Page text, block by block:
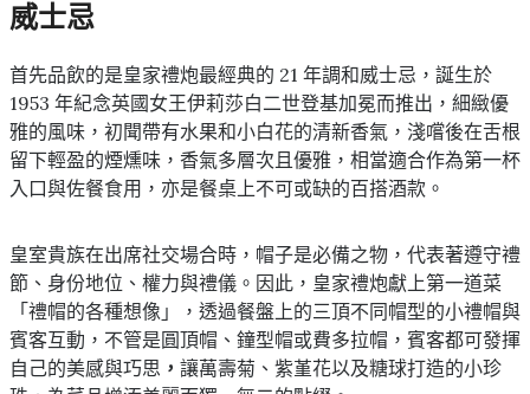
威士忌
首先品飲的是皇家禮炮最經典的 21 年調和威士忌，誕生於
1953 年紀念英國女王伊莉莎白二世登基加冕而推出，細緻優
雅的風味，初聞帶有水果和小白花的清新香氣，淺嚐後在舌根
留下輕盈的煙燻味，香氣多層次且優雅，相當適合作為第一杯
入口與佐餐食用，亦是餐桌上不可或缺的百搭酒款。
皇室貴族在出席社交場合時，帽子是必備之物，代表著遵守禮
節、身份地位、權力與禮儀。因此，皇家禮炮獻上第一道菜
「禮帽的各種想像」，透過餐盤上的三頂不同帽型的小禮帽與
賓客互動，不管是圓頂帽、鐘型帽或費多拉帽，賓客都可發揮
自己的美感與巧思 ， 讓萬壽菊、紫堇花以及糖球打造的小珍